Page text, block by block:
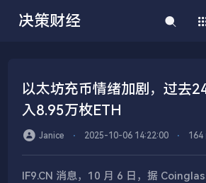
决策财经
以太坊充币情绪加剧，过去
入8.95万枚ETH
Janice ⋅ 2025-10-06 14:22:00 ⋅ 164
IF9.CN 消息，10 月 6 日，据